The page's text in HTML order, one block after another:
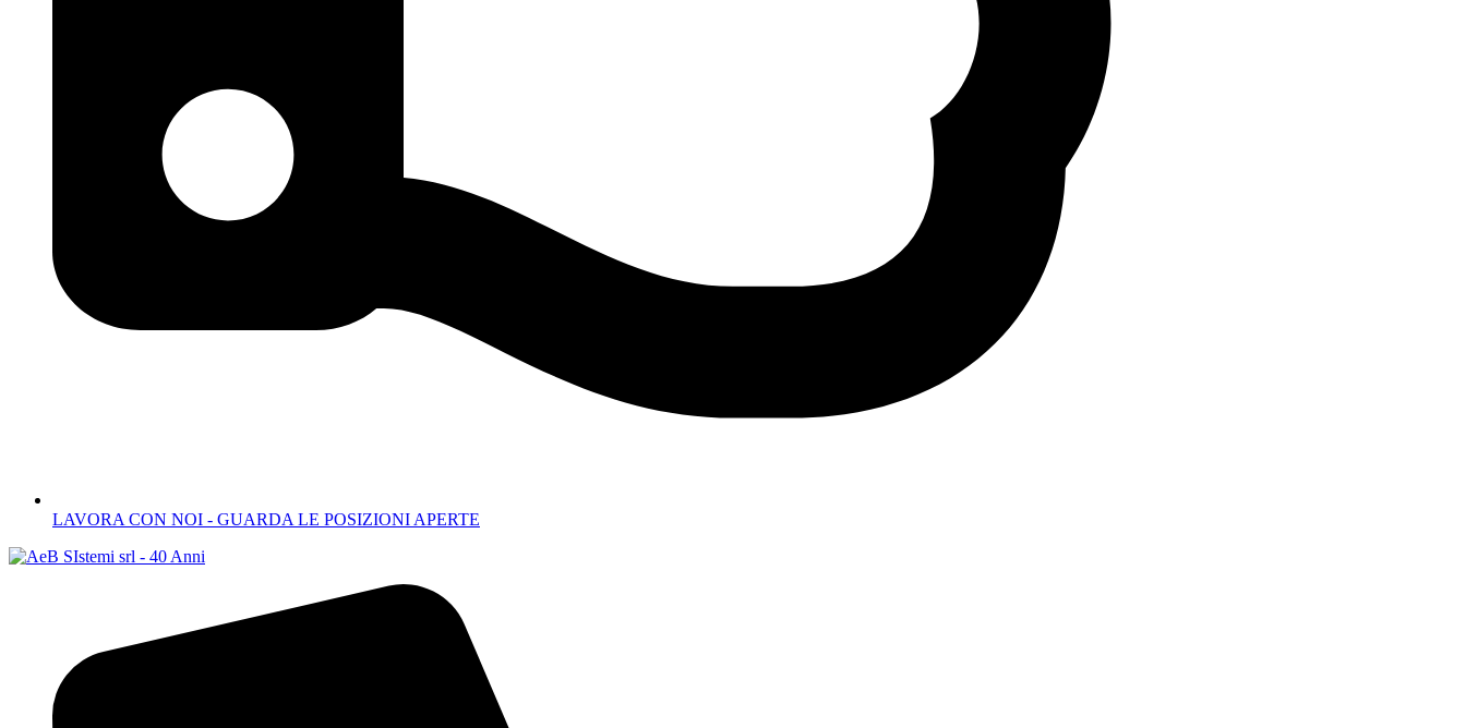
LAVORA CON NOI - GUARDA LE POSIZIONI APERTE